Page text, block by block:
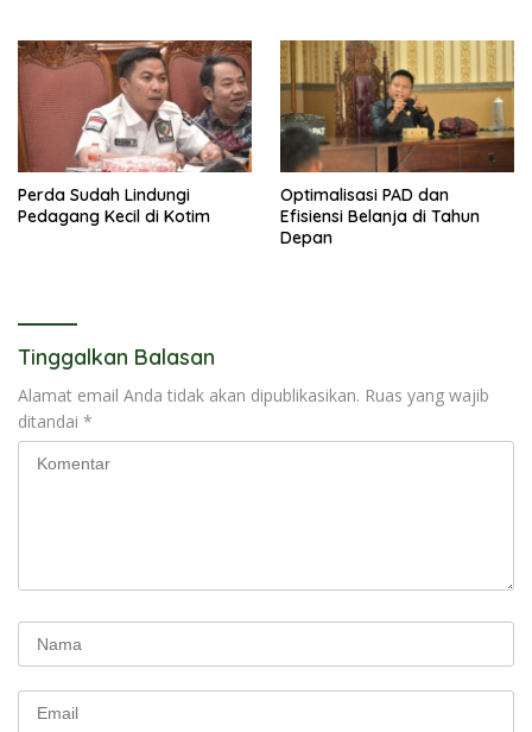
Perda Sudah Lindungi
Pedagang Kecil di Kotim
Optimalisasi PAD dan
Efisiensi Belanja di Tahun
Depan
Tinggalkan Balasan
Alamat email Anda tidak akan dipublikasikan. Ruas yang wajib
ditandai *